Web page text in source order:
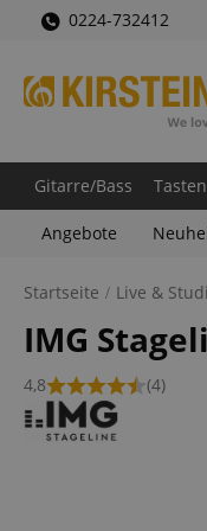
0224-732412
Gitarre/Bass
Angebote
Startseite Live &
IMG
4,8 (4)